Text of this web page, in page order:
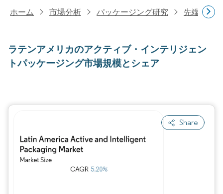
ホーム 市場分析 パッケージング研究 先端パッ
ラテンアメリカのアクティブ・インテリジェン
トパッケージング市場規模とシェア
Share